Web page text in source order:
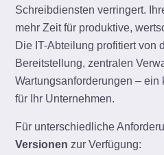
Schreibdiensten verringert.
mehr Zeit für produktive,
Die IT-Abteilung profitiert von
Bereitstellung, zentralen
Wartungsanforderungen – ein
für Ihr Unternehmen.
Für unterschiedliche
Versionen zur Verfügung: